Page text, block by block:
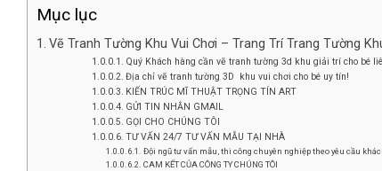
Mục lục
Vẽ Tranh Tường Khu Vui Chơi – Trang Trí Trang Tường
Quý Khách hàng cần vẽ tranh tường 3d khu giải trí cho bé
Địa chỉ vẽ tranh tường 3D khu vui chơi cho bé uy tín!
KIẾN TRÚC MĨ THUẬT TRỌNG TÍN ART
GỬI TIN NHẮN GMAIL
GỌI CHO CHÚNG TÔI
TƯ VẤN 24/7 TƯ VẤN MẪU TẠI NHÀ
Đội ngũ tư vấn mẫu, thi công chuyên nghiệp theo yêu cầu
CAM KẾT CỦA CÔNG TY CHÚNG TÔI